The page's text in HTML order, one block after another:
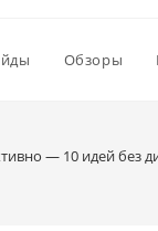
Обзоры
— 10 идей без